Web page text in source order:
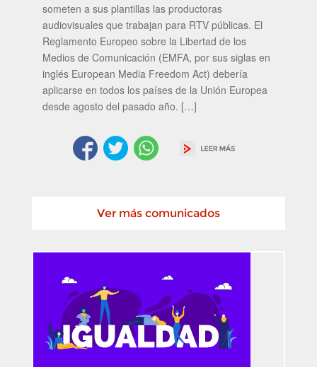
someten a sus plantillas las productoras
audiovisuales que trabajan para RTV públicas. El
Reglamento Europeo sobre la Libertad de los
Medios de Comunicación (EMFA, por sus siglas en
inglés European Media Freedom Act) debería
aplicarse en todos los países de la Unión Europea
desde agosto del pasado año. […]
Ver más comunicados